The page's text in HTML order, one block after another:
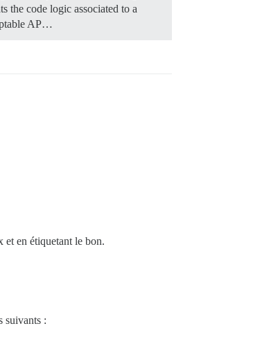
the code logic associated to a
AP…
et en étiquetant le bon.
suivants :